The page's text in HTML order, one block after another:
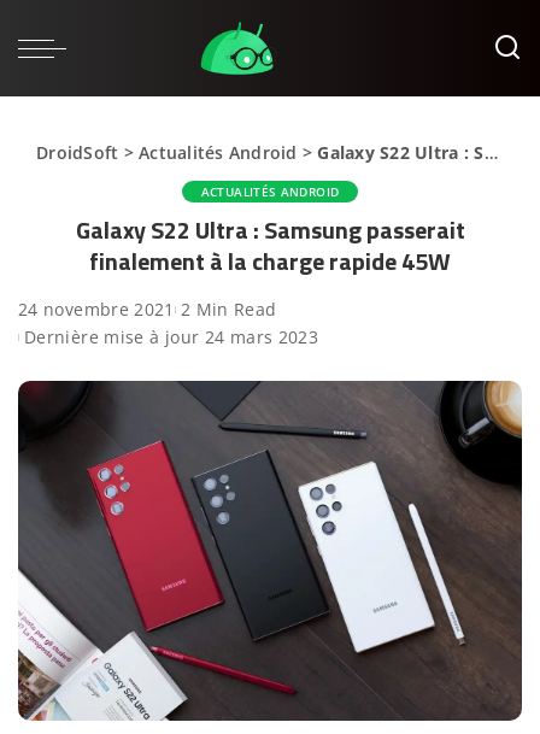
DroidSoft >Actualités Android >Galaxy S22 Ultra : Samsung passerait finalement à la charge rapide 45W
ACTUALITÉS ANDROID
Galaxy S22 Ultra : Samsung passerait
finalement à la charge rapide 45W
24 novembre 2021 2 Min Read
Dernière mise à jour 24 mars 2023